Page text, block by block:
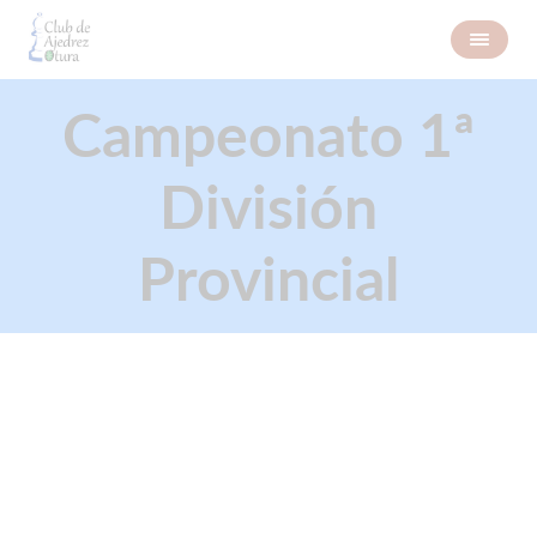
Campeonato 1ª
División
Provincial